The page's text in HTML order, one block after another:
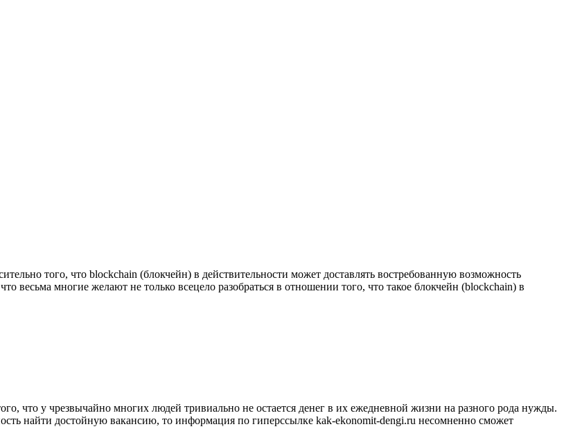
того, что blockchain (блокчейн) в действительности может доставлять востребованную возможность
весьма многие желают не только всецело разобраться в отношении того, что такое блокчейн (blockchain) в
что у чрезвычайно многих людей тривиально не остается денег в их ежедневной жизни на разного рода нужды.
найти достойную вакансию, то информация по гиперссылке kak-ekonomit-dengi.ru несомненно сможет